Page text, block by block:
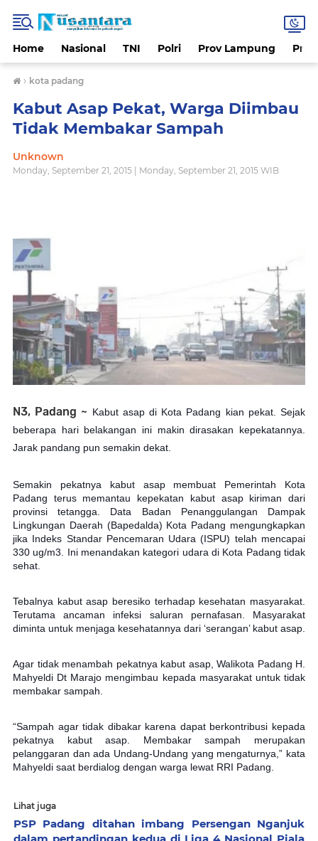
Home Nasional TNI Polri Prov Lampung
› kota padang
Kabut Asap Pekat, Warga Diimbau
Tidak Membakar Sampah
Unknown
Monday, September 21, 2015 | Monday, September 21, 2015 WIB
N3, Padang ~ Kabut asap di Kota Padang kian pekat. Sejak
beberapa hari belakangan ini makin dirasakan kepekatannya.
Jarak pandang pun semakin dekat.
Semakin pekatnya kabut asap membuat Pemerintah Kota
Padang terus memantau kepekatan kabut asap kiriman dari
provinsi tetangga. Data Badan Penanggulangan Dampak
Lingkungan Daerah (Bapedalda) Kota Padang mengungkapkan
jika Indeks Standar Pencemaran Udara (ISPU) telah mencapai
330 ug/m3. Ini menandakan kategori udara di Kota Padang tidak
sehat.
Tebalnya kabut asap beresiko terhadap kesehatan masyarakat.
Terutama ancaman infeksi saluran pernafasan. Masyarakat
diminta untuk menjaga kesehatannya dari ‘serangan’ kabut asap.
Agar tidak menambah pekatnya kabut asap, Walikota Padang H.
Mahyeldi Dt Marajo mengimbau kepada masyarakat untuk tidak
membakar sampah.
“Sampah agar tidak dibakar karena dapat berkontribusi kepada
pekatnya kabut asap. Membakar sampah merupakan
pelanggaran dan ada Undang-Undang yang mengaturnya,” kata
Mahyeldi saat berdialog dengan warga lewat RRI Padang.
Lihat juga
PSP Padang ditahan imbang Persengan Nganjuk
dalam pertandingan kedua di Liga 4 Nasional Piala